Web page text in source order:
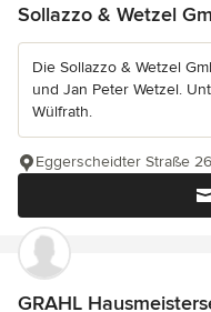
Sollazzo & Wetzel
Die Sollazzo & Wetzel
und Jan Peter Wetzel.
Wülfrath.
Eggerscheidter Straße
GRAHL